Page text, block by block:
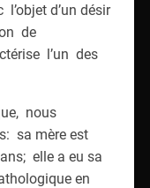
d’un désir
de
l’un des
nous
sa mère est
elle a eu sa
en